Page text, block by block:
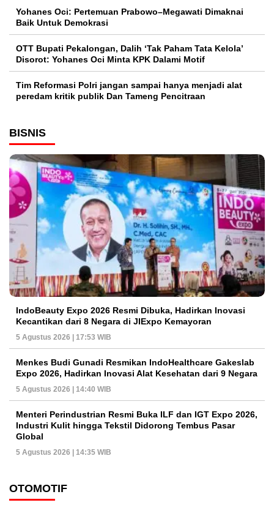
Yohanes Oci: Pertemuan Prabowo–Megawati Dimaknai
Baik Untuk Demokrasi
OTT Bupati Pekalongan, Dalih ‘Tak Paham Tata Kelola’
Disorot: Yohanes Oci Minta KPK Dalami Motif
Tim Reformasi Polri jangan sampai hanya menjadi alat
peredam kritik publik Dan Tameng Pencitraan
BISNIS
IndoBeauty Expo 2026 Resmi Dibuka, Hadirkan Inovasi
Kecantikan dari 8 Negara di JIExpo Kemayoran
5 Agustus 2026 | 17:53 WIB
Menkes Budi Gunadi Resmikan IndoHealthcare Gakeslab
Expo 2026, Hadirkan Inovasi Alat Kesehatan dari 9 Negara
5 Agustus 2026 | 14:40 WIB
Menteri Perindustrian Resmi Buka ILF dan IGT Expo 2026,
Industri Kulit hingga Tekstil Didorong Tembus Pasar
Global
5 Agustus 2026 | 14:35 WIB
OTOMOTIF